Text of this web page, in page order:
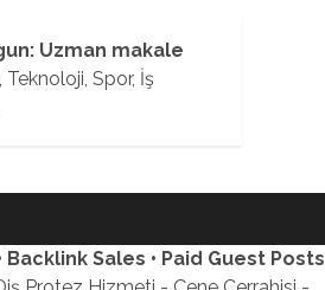
Uzman makale
Teknoloji, Spor, İş
Sales • Paid Guest Posts